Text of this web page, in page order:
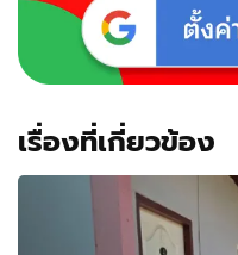
เรื่องที่เกี่ยวข้อง